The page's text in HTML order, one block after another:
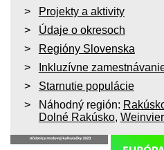
Projekty a aktivity
Údaje o okresoch
Regióny Slovenska
Inkluzívne
Starnutie populácie
Náhodný región:
Dolné Rakúsko,